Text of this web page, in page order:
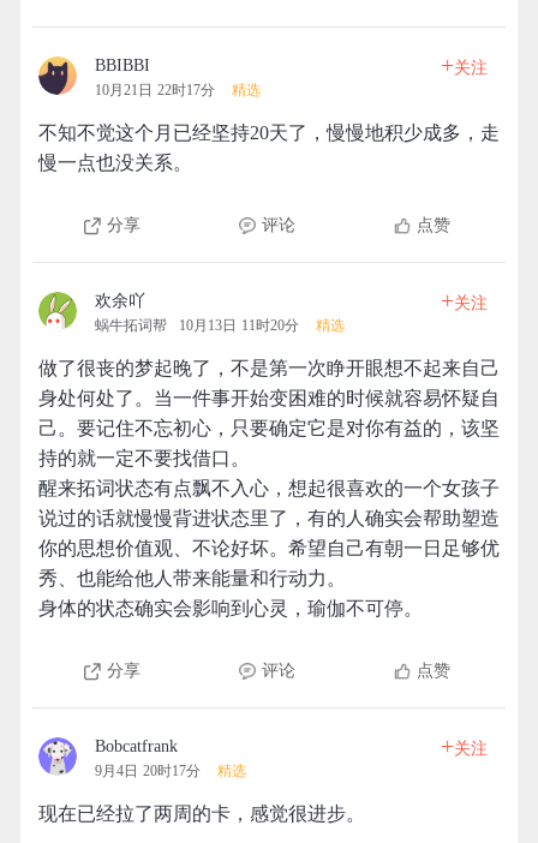
BBIBBI
10月21日 22时17分 精选
+关注
不知不觉这个月已经坚持20天了，慢慢地积少成多，走
慢一点也没关系。
分享 评论 点赞
欢余吖
蜗牛拓词帮 10月13日 11时20分 精选
+关注
做了很丧的梦起晚了，不是第一次睁开眼想不起来自己
身处何处了。当一件事开始变困难的时候就容易怀疑自
己。要记住不忘初心，只要确定它是对你有益的，该坚
持的就一定不要找借口。
醒来拓词状态有点飘不入心，想起很喜欢的一个女孩子
说过的话就慢慢背进状态里了，有的人确实会帮助塑造
你的思想价值观、不论好坏。希望自己有朝一日足够优
秀、也能给他人带来能量和行动力。
身体的状态确实会影响到心灵，瑜伽不可停。
分享 评论 点赞
Bobcatfrank
9月4日 20时17分 精选
+关注
现在已经拉了两周的卡，感觉很进步。